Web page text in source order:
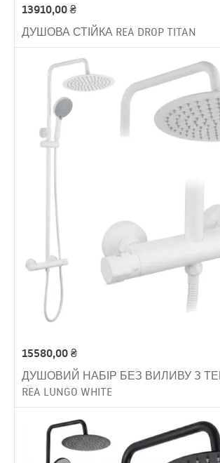
13910,00₴
ДУШОВА СТІЙКА REA DROP TITAN
15580,00₴
ДУШОВИЙ НАБІР БЕЗ ВИЛИВУ З
REA LUNGO WHITE